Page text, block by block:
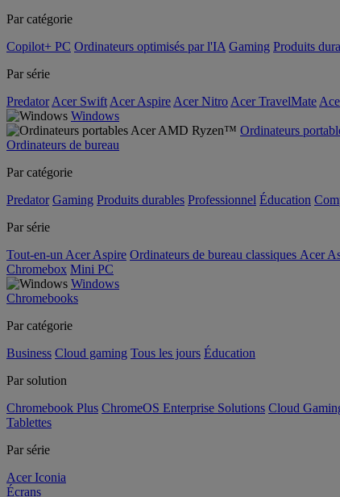
Par catégorie
Copilot+ PC Ordinateurs optimisés par l'IA Gaming Produits
Par série
Predator Acer Swift Acer Aspire Acer Nitro Acer TravelMate
Windows
Ordinateurs
Ordinateurs de bureau
Par catégorie
Predator Gaming Produits durables Professionnel Éducation
Par série
Tout-en-un Acer Aspire Ordinateurs de bureau classiques Acer
Chromebox Mini PC
Windows
Chromebooks
Par catégorie
Business Cloud gaming Tous les jours Éducation
Par solution
Chromebook Plus ChromeOS Enterprise Solutions Cloud
Tablettes
Par série
Acer Iconia
Écrans